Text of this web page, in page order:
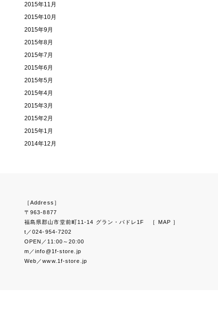
2015年11月
2015年10月
2015年9月
2015年8月
2015年7月
2015年6月
2015年5月
2015年4月
2015年3月
2015年2月
2015年1月
2014年12月
［Address］
〒963-8877
福島県郡山市堂前町11-14 グラン・パドレ1F
［ MAP ］
t／024-954-7202
OPEN／11:00～20:00
m／info@1f-store.jp
Web／www.1f-store.jp